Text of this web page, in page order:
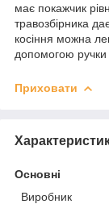
має покажчик
травозбірника
косіння можна
допомогою ручки
Приховати
Основні
Виробник